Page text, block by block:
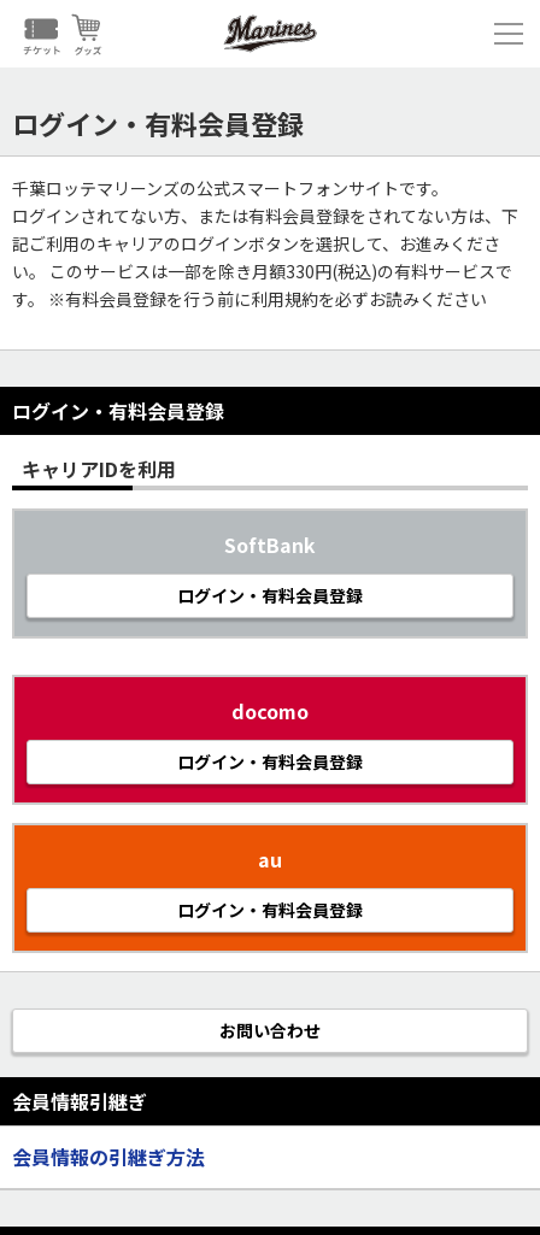
ログイン・有料会員登録
千葉ロッテマリーンズの公式スマートフォンサイトです。
ログインされてない方、または有料会員登録をされてない方は、下
記ご利用のキャリアのログインボタンを選択して、お進みくださ
い。 このサービスは一部を除き月額330円(税込)の有料サービスで
す。 ※有料会員登録を行う前に利用規約を必ずお読みください
ログイン・有料会員登録
キャリアIDを利用
SoftBank
ログイン・有料会員登録
docomo
ログイン・有料会員登録
au
ログイン・有料会員登録
お問い合わせ
会員情報引継ぎ
会員情報の引継ぎ方法